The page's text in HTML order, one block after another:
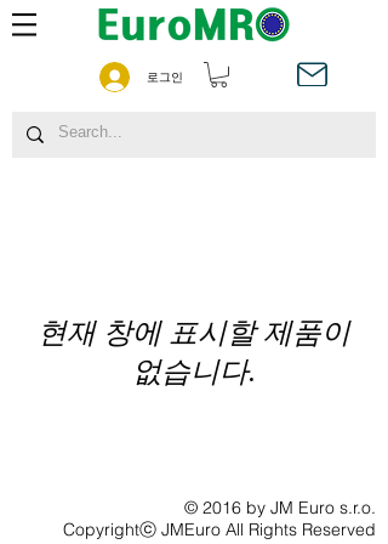
로그인
현재 창에 표시할 제품이
없습니다.
© 2016 by JM Euro s.r.o.
Copyrightⓒ JMEuro All Rights Reserved